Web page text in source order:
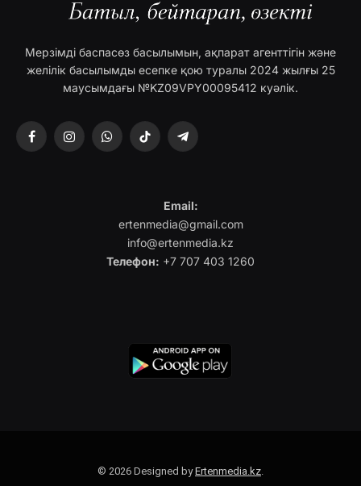
Мерзімді баспасөз басылымын, ақпарат агенттігін және
желілік басылымды есепке қою туралы 2024 жылғы 25
маусымдағы №KZ09VPY00095412 куәлік.
FacebookInstagramWhatsAppTikTok Telegram
Email:
ertenmedia@gmail.com
info@ertenmedia.kz
Телефон: +7 707 403 1260
© 2026 Designed byErtenmedia.kz.